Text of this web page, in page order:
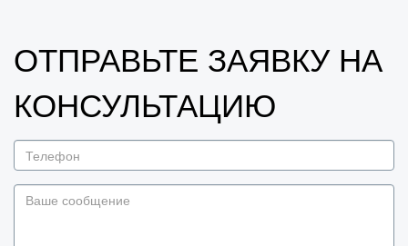
ОТПРАВЬТЕ ЗАЯВКУ НА
КОНСУЛЬТАЦИЮ